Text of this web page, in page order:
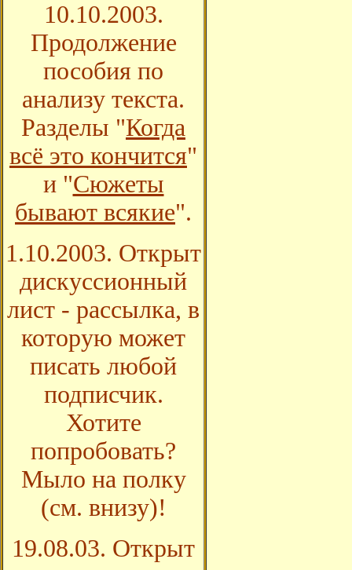
10.10.2003.
Продолжение
пособия по
анализу текста.
Разделы "Когда
всё это кончится"
и "Сюжеты
бывают всякие".
1.10.2003. Открыт
дискуссионный
лист - рассылка, в
которую может
писать любой
подписчик.
Хотите
попробовать?
Мыло на полку
(см. внизу)!
19.08.03. Открыт